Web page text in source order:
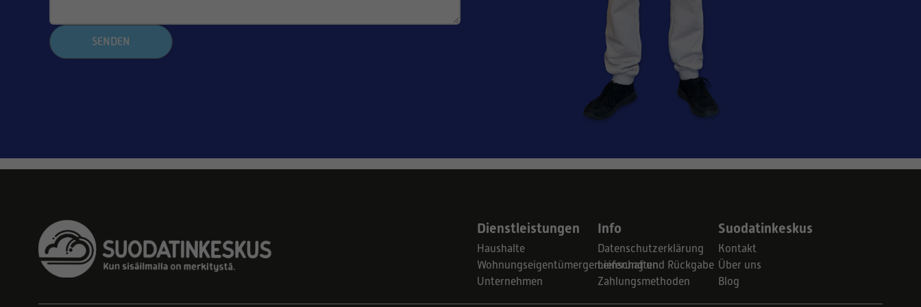
SENDEN
Dienstleistungen
Haushalte
Wohnungseigentümergemeinschaften
Unternehmen
Info
Datenschutzerklärung
Lieferung und Rückgabe
Zahlungsmethoden
Suodatinkeskus
Kontakt
Über uns
Blog